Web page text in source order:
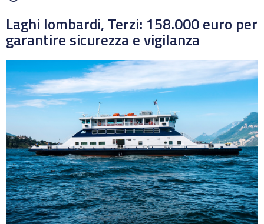
Laghi lombardi, Terzi: 158.000 euro per
garantire sicurezza e vigilanza